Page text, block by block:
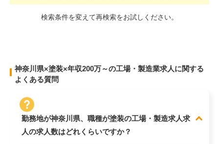
検索条件を変えて再検索をお試しください。
神奈川県×塗装×年収200万～の工場・製造業求人に関する
よくある質問
勤務地が神奈川県、職種が塗装の工場・製造求人求
人の求人数はどれくらいですか？